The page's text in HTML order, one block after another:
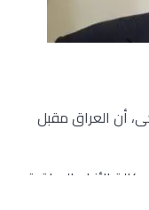
أن العراق مقبل
الأنباء العراقية
إسبانيا لدى